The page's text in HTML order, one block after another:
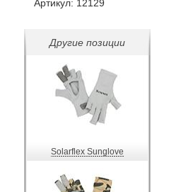
Артикул: 12129
Другие позиции
Solarflex Sunglove